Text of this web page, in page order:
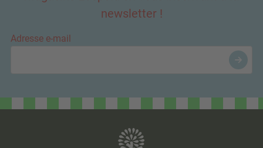
newsletter !
Adresse e-mail